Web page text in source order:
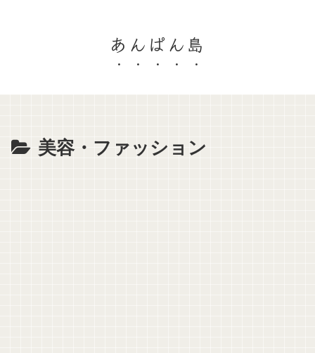
あんぱん島
美容・ファッション